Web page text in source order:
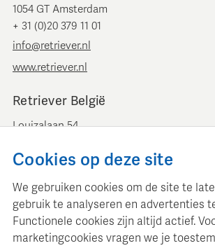
1054 GT Amsterdam
+ 31 (0)20 379 11 01
info@retriever.nl
www.retriever.nl
Retriever België
Louizalaan 54
+ 32 (0)2 893 00 52
www.retrievermedia.be
Cookies op deze site
We gebruiken cookies om de site te
gebruik te analyseren en advertenties
Functionele cookies zijn altijd actief.
marketingcookies vragen we je